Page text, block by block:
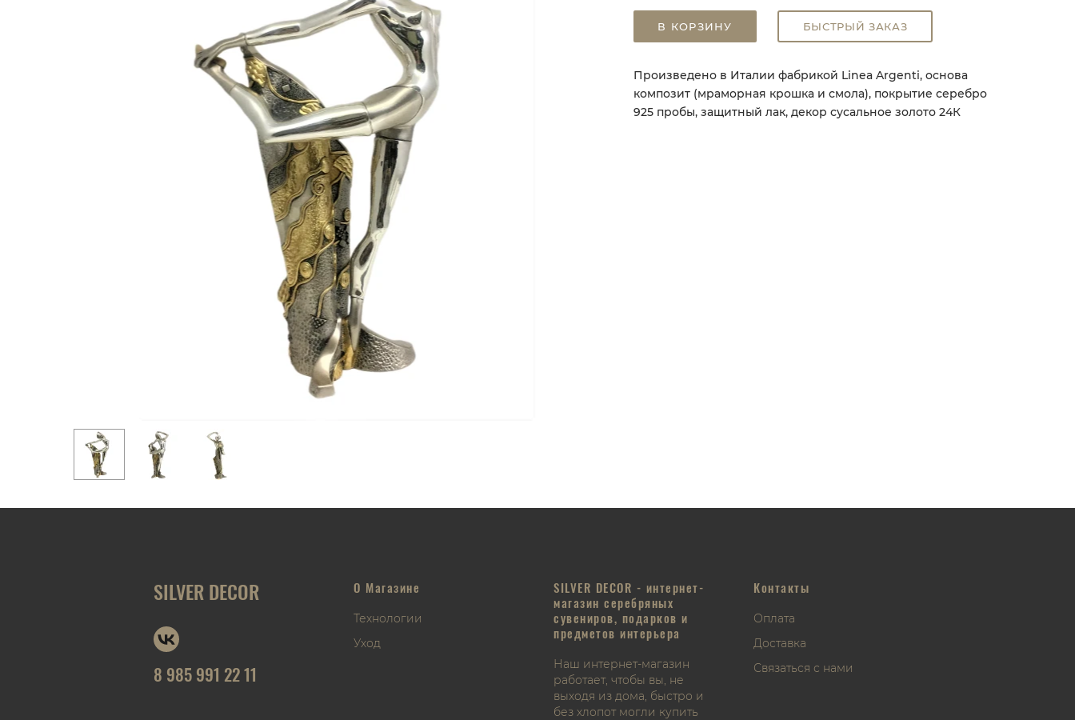
В КОРЗИНУ БЫСТРЫЙ ЗАКАЗ
Произведено в Италии фабрикой Linea Argenti, основа
композит (мраморная крошка и смола), покрытие серебро
925 пробы, защитный лак, декор сусальное золото 24К
SILVER DECOR
8 985 991 22 11
О Магазине
Технологии
Уход
SILVER DECOR - интернет-
магазин серебряных
сувениров, подарков и
предметов интерьера
Наш интернет-магазин
работает, чтобы вы, не
выходя из дома, быстро и
без хлопот могли купить
Контакты
Оплата
Доставка
Связаться с нами